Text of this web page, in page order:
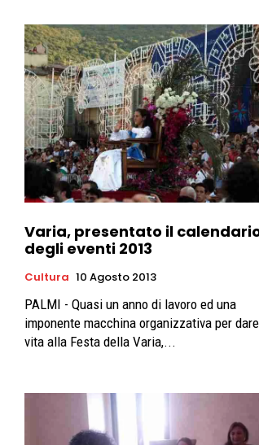
Varia, presentato il
degli eventi 2013
Cultura 10 Agosto 2013
PALMI - Quasi un anno di lavoro ed una
imponente macchina organizzativa per dare
vita alla Festa della Varia,...